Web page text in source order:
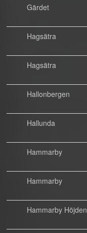
Gärdet
Hagsätra
Hagsätra
Hallonbergen
Hallunda
Hammarby
Hammarby
Hammarby Höjden